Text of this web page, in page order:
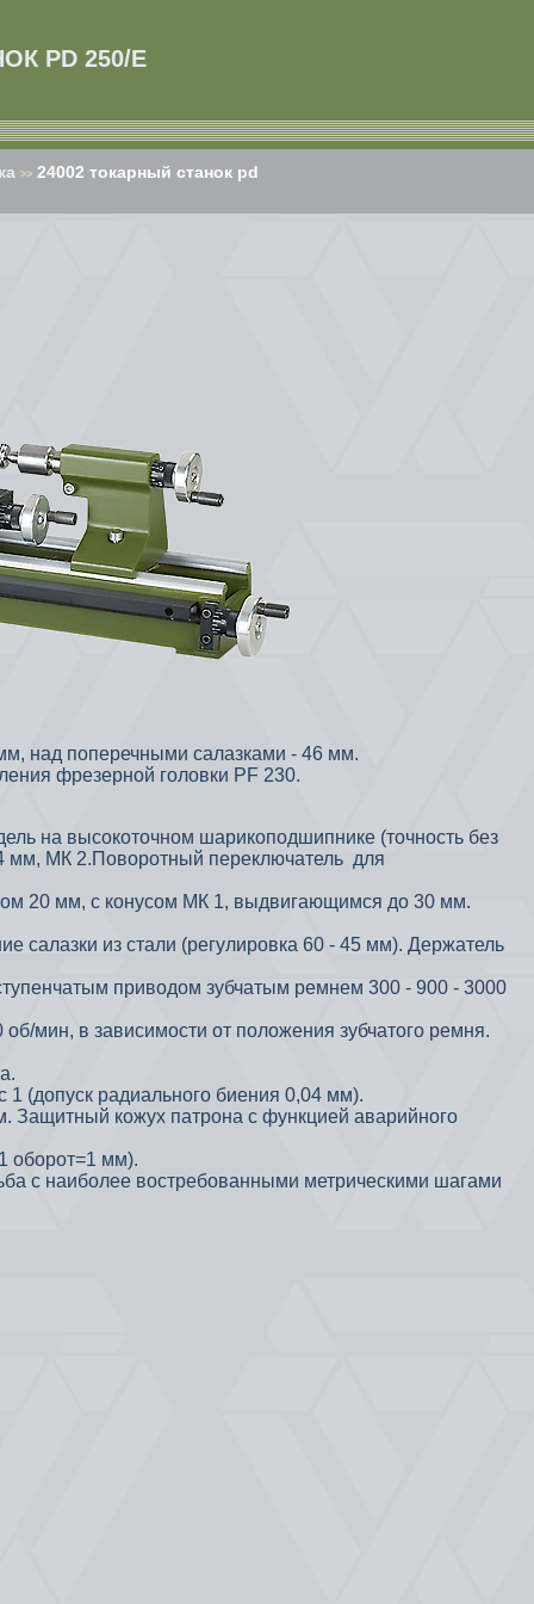
PD 250/E
>> 24002 токарный станок pd
над поперечными салазками - 46 мм.
фрезерной головки PF 230.
на высокоточном шарикоподшипнике (точность без
мм, МК 2.Поворотный переключатель для
20 мм, с конусом МК 1, выдвигающимся до 30 мм.
салазки из стали (регулировка 60 - 45 мм). Держатель
приводом зубчатым ремнем 300 - 900 - 3000
мин, в зависимости от положения зубчатого ремня.
1 (допуск радиального биения 0,04 мм).
Защитный кожух патрона с функцией аварийного
оборот=1 мм).
с наиболее востребованными метрическими шагами